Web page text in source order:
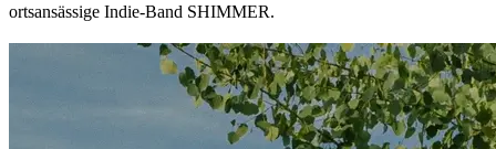
ortsansässige Indie-Band SHIMMER.